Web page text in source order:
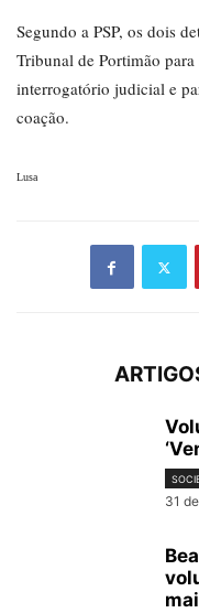
Segundo a PSP, os dois
Tribunal de Portimão
interrogatório judicial e
coação.
Lusa
31